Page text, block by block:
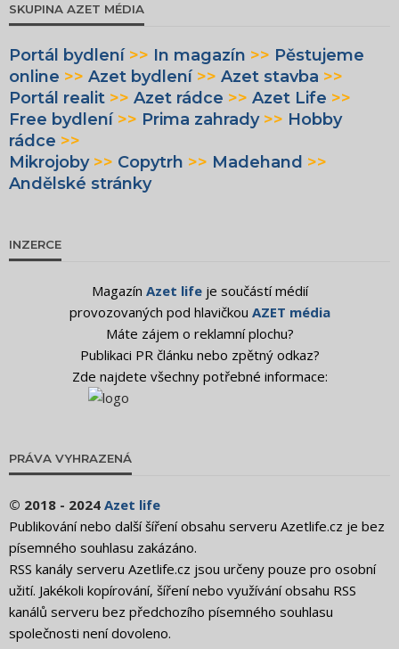
SKUPINA AZET MÉDIA
Portál bydlení >> In magazín >> Pěstujeme
online >> Azet bydlení >> Azet stavba >>
Portál realit >> Azet rádce >> Azet Life >>
Free bydlení >> Prima zahrady >> Hobby
rádce >>
Mikrojoby >> Copytrh >> Madehand >>
Andělské stránky
INZERCE
Magazín Azet lifeje součástí médií
provozovaných pod hlavičkou AZET média
Máte zájem o reklamní plochu?
Publikaci PR článku nebo zpětný odkaz?
Zde najdete všechny potřebné informace:
PRÁVA VYHRAZENÁ
© 2018 - 2024 Azet life
Publikování nebo další šíření obsahu serveru Azetlife.cz je bez
písemného souhlasu zakázáno.
RSS kanály serveru Azetlife.cz jsou určeny pouze pro osobní
užití. Jakékoli kopírování, šíření nebo využívání obsahu RSS
kanálů serveru bez předchozího písemného souhlasu
společnosti není dovoleno.